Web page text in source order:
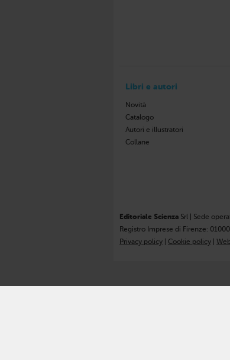
Libri e autori
Novità
Catalogo
Autori e illustratori
Collane
Editoriale Scienza Srl | Sede
Registro Imprese di Firenze:
Privacy policy
Cookie policy